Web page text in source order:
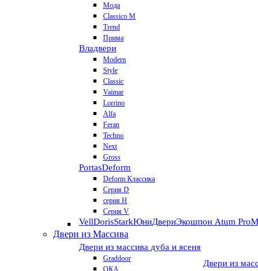
Мода
Classico M
Trend
Прима
Владвери
Modern
Style
Classic
Vaimar
Lorrino
Alfa
Feran
Techno
Next
Gross
PortasDeform
Deform Классика
Серия D
серия H
Серия V
VellDorisStarkЮниДвериЭкошпон Atum Pro
Двери из Массива
Двери из массива дуба и ясеня
Graddoor
ОКА
Двери из